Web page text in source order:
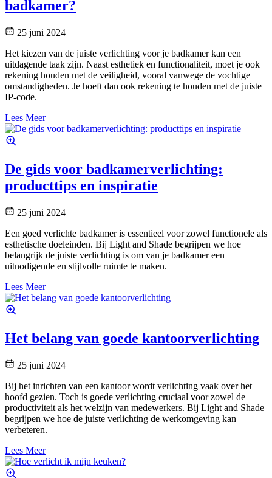
badkamer?
25 juni 2024
Het kiezen van de juiste verlichting voor je badkamer kan een
uitdagende taak zijn. Naast esthetiek en functionaliteit, moet je ook
rekening houden met de veiligheid, vooral vanwege de vochtige
omstandigheden. Je hoeft dan ook rekening te houden met de juiste
IP-code.
Lees Meer
De gids voor badkamerverlichting:
producttips en inspiratie
25 juni 2024
Een goed verlichte badkamer is essentieel voor zowel functionele als
esthetische doeleinden. Bij Light and Shade begrijpen we hoe
belangrijk de juiste verlichting is om van je badkamer een
uitnodigende en stijlvolle ruimte te maken.
Lees Meer
Het belang van goede kantoorverlichting
25 juni 2024
Bij het inrichten van een kantoor wordt verlichting vaak over het
hoofd gezien. Toch is goede verlichting cruciaal voor zowel de
productiviteit als het welzijn van medewerkers. Bij Light and Shade
begrijpen we hoe de juiste verlichting de werkomgeving kan
verbeteren.
Lees Meer